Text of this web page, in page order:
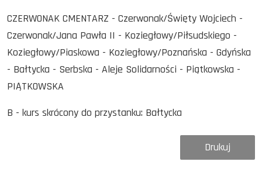
CZERWONAK CMENTARZ - Czerwonak/Święty Wojciech -
Czerwonak/Jana Pawła II - Koziegłowy/Piłsudskiego -
Koziegłowy/Piaskowa - Koziegłowy/Poznańska - Gdyńska
- Bałtycka - Serbska - Aleje Solidarności - Piątkowska -
PIĄTKOWSKA
B - kurs skrócony do przystanku: Bałtycka
Drukuj